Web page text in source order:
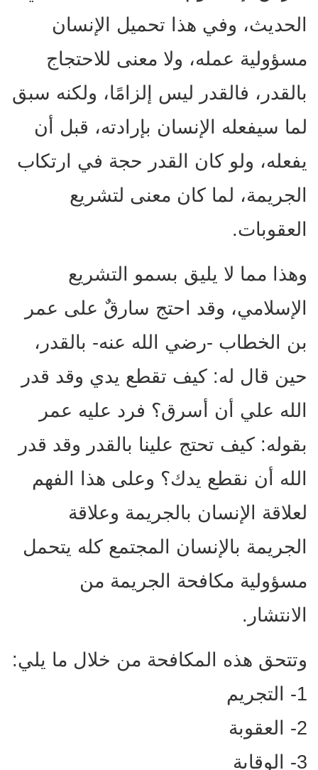
الحديث، وفي هذا تحميل الإنسان
مسؤولية عمله، ولا معنى للاحتجاج
بالقدر، فالقدر ليس إلزامًا، ولكنه سبق
لما سيفعله الإنسان بإرادته، قبل أن
يفعله، ولو كان القدر حجة في ارتكاب
الجريمة، لما كان معنى لتشريع
العقوبات.
وهذا مما لا يليق بسمو التشريع
الإسلامي، وقد احتج سارقٌ على عمر
بن الخطاب -رضي الله عنه- بالقدر،
حين قال له: كيف تقطع يدي وقد قدر
الله علي أن أسرق؟ فرد عليه عمر
بقوله: كيف تحتج علينا بالقدر وقد قدر
الله أن نقطع يدك؟ وعلى هذا الفهم
لعلاقة الإنسان بالجريمة وعلاقة
الجريمة بالإنسان المجتمع كله يتحمل
مسؤولية مكافحة الجريمة من
الانتشار.
وتتحق هذه المكافحة من خلال ما يلي:
1- التجريم
2- العقوبة
3- الوقاية